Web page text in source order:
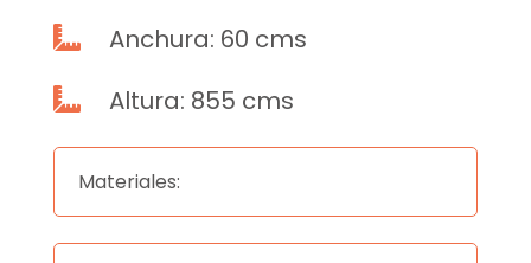
 Anchura: 60 cms
 Altura: 855 cms
Materiales: